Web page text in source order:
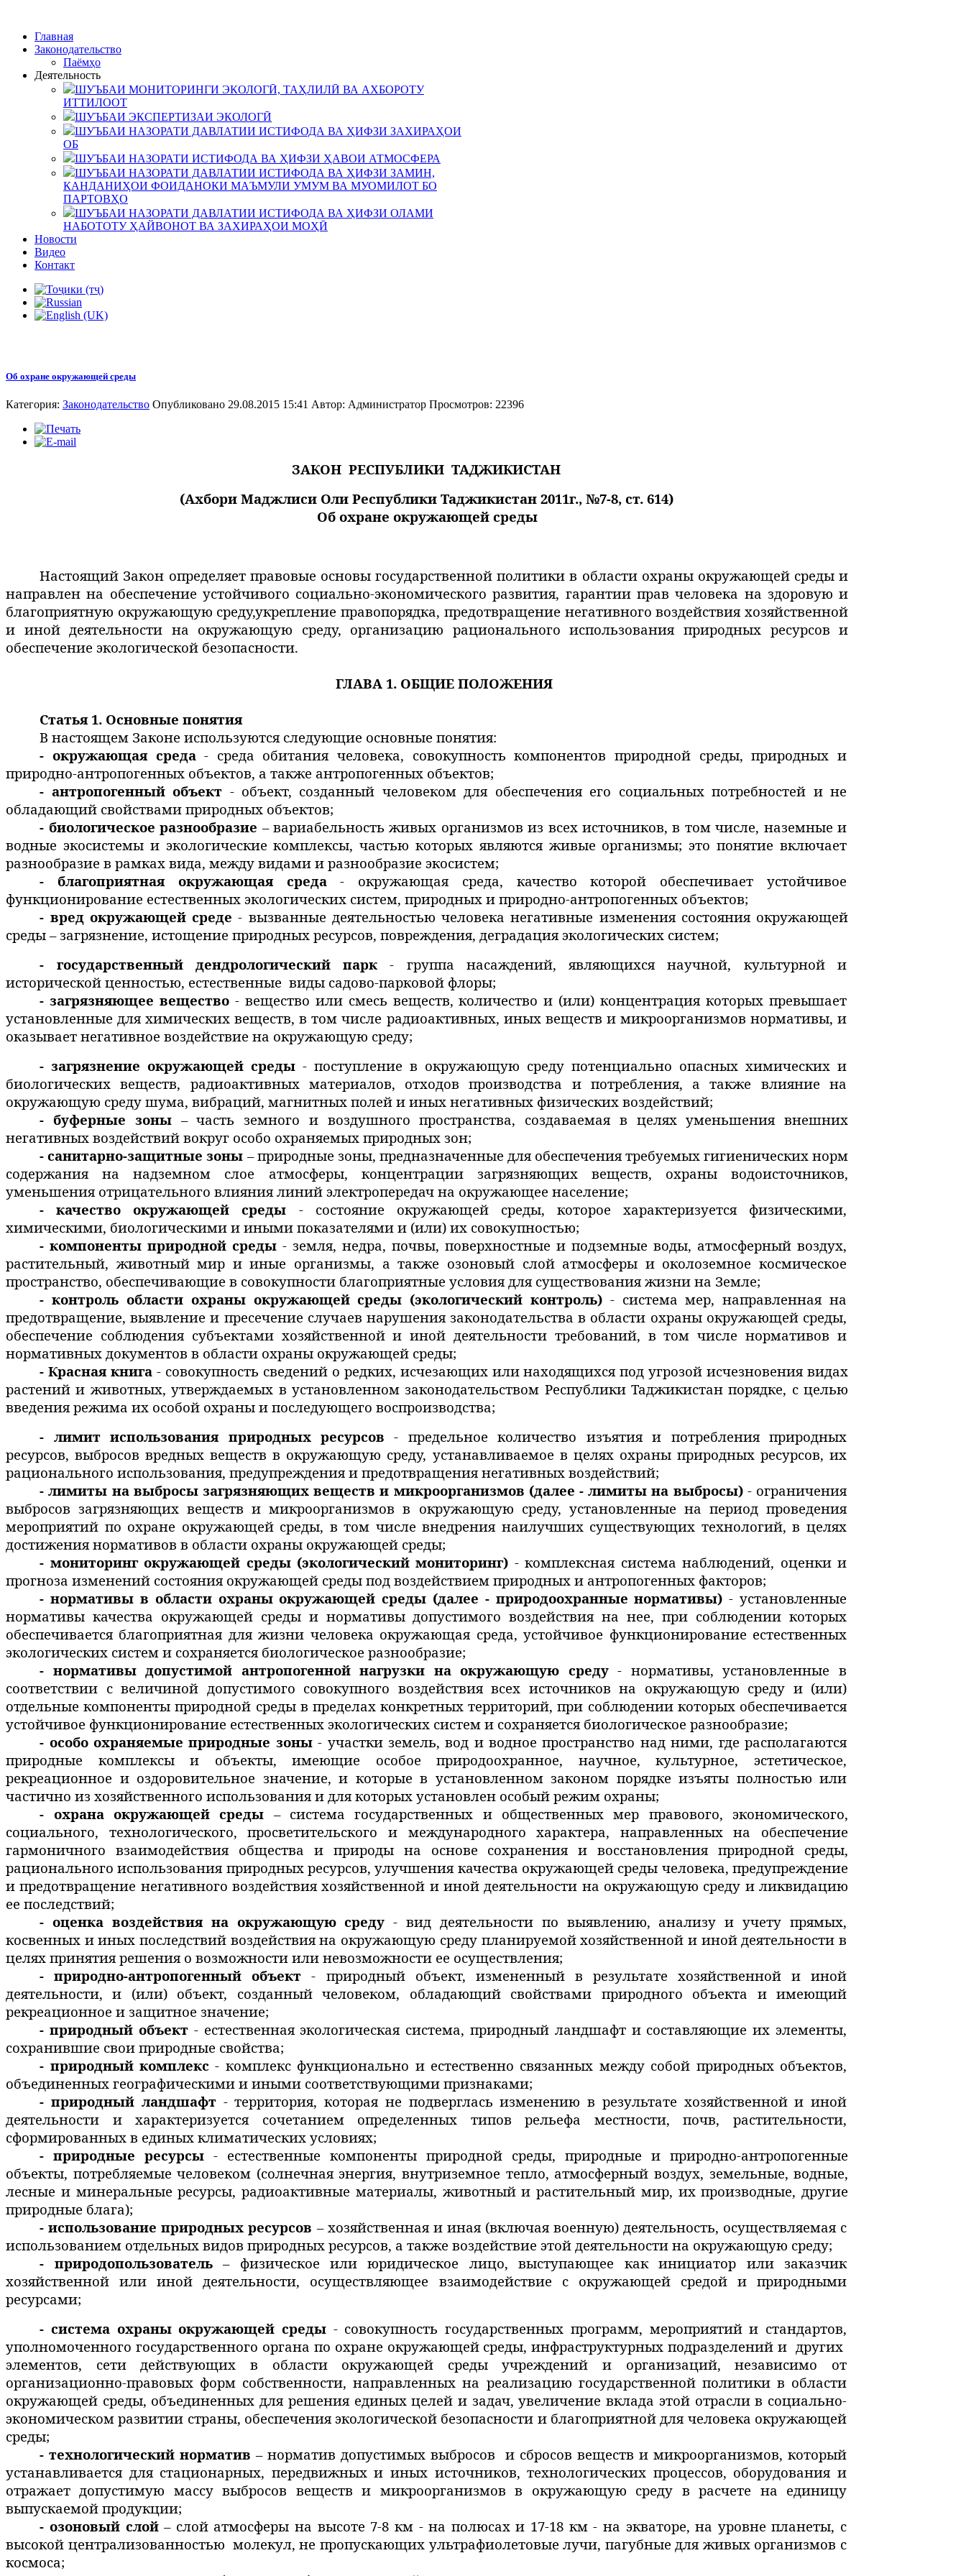
Главная
Законодательство
Паёмҳо
Деятельность
ШУЪБАИ МОНИТОРИНГИ ЭКОЛОГӢ, ТАҲЛИЛӢ ВА АХБОРОТУ
ИТТИЛООТ
ШУЪБАИ ЭКСПЕРТИЗАИ ЭКОЛОГӢ
ШУЪБАИ НАЗОРАТИ ДАВЛАТИИ ИСТИФОДА ВА ҲИФЗИ ЗАХИРАҲОИ
ОБ
ШУЪБАИ НАЗОРАТИ ИСТИФОДА ВА ҲИФЗИ ҲАВОИ АТМОСФЕРА
ШУЪБАИ НАЗОРАТИ ДАВЛАТИИ ИСТИФОДА ВА ҲИФЗИ ЗАМИН,
КАНДАНИҲОИ ФОИДАНОКИ МАЪМУЛИ УМУМ ВА МУОМИЛОТ БО
ПАРТОВҲО
ШУЪБАИ НАЗОРАТИ ДАВЛАТИИ ИСТИФОДА ВА ҲИФЗИ ОЛАМИ
НАБОТОТУ ҲАЙВОНОТ ВА ЗАХИРАҲОИ МОҲӢ
Новости
Видео
Контакт
Об охране окружающей среды
Категория: Законодательство Опубликовано 29.08.2015 15:41 Автор: Администратор Просмотров: 22396
ЗАКОН РЕСПУБЛИКИ ТАДЖИКИСТАН
(Ахбори Маджлиси Оли Республики Таджикистан 2011г., №7-8, ст. 614)
Об охране окружающей среды
Настоящий Закон определяет правовые основы государственной политики в области охраны окружающей среды и
направлен на обеспечение устойчивого социально-экономического развития, гарантии прав человека на здоровую и
благоприятную окружающую среду,укрепление правопорядка, предотвращение негативного воздействия хозяйственной
и иной деятельности на окружающую среду, организацию рационального использования природных ресурсов и
обеспечение экологической безопасности.
ГЛАВА 1. ОБЩИЕ ПОЛОЖЕНИЯ
Статья 1. Основные понятия
В настоящем Законе используются следующие основные понятия:
- окружающая среда- среда обитания человека, совокупность компонентов природной среды, природных и
природно-антропогенных объектов, а также антропогенных объектов;
- антропогенный объект - объект, созданный человеком для обеспечения его социальных потребностей и не
обладающий свойствами природных объектов;
- биологическое разнообразие – вариабельность живых организмов из всех источников, в том числе, наземные и
водные экосистемы и экологические комплексы, частью которых являются живые организмы; это понятие включает
разнообразие в рамках вида, между видами и разнообразие экосистем;
- благоприятная окружающая среда- окружающая среда, качество которой обеспечивает устойчивое
функционирование естественных экологических систем, природных и природно-антропогенных объектов;
- вред окружающей среде - вызванные деятельностью человека негативные изменения состояния окружающей
среды – загрязнение, истощение природных ресурсов, повреждения, деградация экологических систем;
- государственный дендрологический парк - группа насаждений, являющихся научной, культурной и
исторической ценностью, естественные виды садово-парковой флоры;
- загрязняющее вещество - вещество или смесь веществ, количество и (или) концентрация которых превышает
установленные для химических веществ, в том числе радиоактивных, иных веществ и микроорганизмов нормативы, и
оказывает негативное воздействие на окружающую среду;
- загрязнение окружающей среды - поступление в окружающую среду потенциально опасных химических и
биологических веществ, радиоактивных материалов, отходов производства и потребления, а также влияние на
окружающую среду шума, вибраций, магнитных полей и иных негативных физических воздействий;
- буферные зоны– часть земного и воздушного пространства, создаваемая в целях уменьшения внешних
негативных воздействий вокруг особо охраняемых природных зон;
- санитарно-защитные зоны – природные зоны, предназначенные для обеспечения требуемых гигиенических норм
содержания на надземном слое атмосферы, концентрации загрязняющих веществ, охраны водоисточников,
уменьшения отрицательного влияния линий электропередач на окружающее население;
- качество окружающей среды - состояние окружающей среды, которое характеризуется физическими,
химическими, биологическими и иными показателями и (или) их совокупностью;
- компоненты природной среды - земля, недра, почвы, поверхностные и подземные воды, атмосферный воздух,
растительный, животный мир и иные организмы, а также озоновый слой атмосферы и околоземное космическое
пространство, обеспечивающие в совокупности благоприятные условия для существования жизни на Земле;
- контроль области охраны окружающей среды (экологический контроль)- система мер, направленная на
предотвращение, выявление и пресечение случаев нарушения законодательства в области охраны окружающей среды,
обеспечение соблюдения субъектами хозяйственной и иной деятельности требований, в том числе нормативов и
нормативных документов в области охраны окружающей среды;
- Красная книга - совокупность сведений о редких, исчезающих или находящихся под угрозой исчезновения видах
растений и животных, утверждаемых в установленном законодательством Республики Таджикистан порядке, с целью
введения режима их особой охраны и последующего воспроизводства;
- лимит использования природных ресурсов- предельное количество изъятия и потребления природных
ресурсов, выбросов вредных веществ в окружающую среду, устанавливаемое в целях охраны природных ресурсов, их
рационального использования, предупреждения и предотвращения негативных воздействий;
- лимиты на выбросы загрязняющих веществ и микроорганизмов (далее - лимиты на выбросы)- ограничения
выбросов загрязняющих веществ и микроорганизмов в окружающую среду, установленные на период проведения
мероприятий по охране окружающей среды, в том числе внедрения наилучших существующих технологий, в целях
достижения нормативов в области охраны окружающей среды;
- мониторинг окружающей среды (экологический мониторинг) - комплексная система наблюдений, оценки и
прогноза изменений состояния окружающей среды под воздействием природных и антропогенных факторов;
- нормативы в области охраны окружающей среды (далее - природоохранные нормативы)- установленные
нормативы качества окружающей среды и нормативы допустимого воздействия на нее, при соблюдении которых
обеспечивается благоприятная для жизни человека окружающая среда, устойчивое функционирование естественных
экологических систем и сохраняется биологическое разнообразие;
- нормативы допустимой антропогенной нагрузки на окружающую среду- нормативы, установленные в
соответствии с величиной допустимого совокупного воздействия всех источников на окружающую среду и (или)
отдельные компоненты природной среды в пределах конкретных территорий, при соблюдении которых обеспечивается
устойчивое функционирование естественных экологических систем и сохраняется биологическое разнообразие;
- особо охраняемые природные зоны- участки земель, вод и водное пространство над ними, где располагаются
природные комплексы и объекты, имеющие особое природоохранное, научное, культурное, эстетическое,
рекреационное и оздоровительное значение, и которые в установленном законом порядке изъяты полностью или
частично из хозяйственного использования и для которых установлен особый режим охраны;
- охрана окружающей среды – система государственных и общественных мер правового, экономического,
социального, технологического, просветительского и международного характера, направленных на обеспечение
гармоничного взаимодействия общества и природы на основе сохранения и восстановления природной среды,
рационального использования природных ресурсов, улучшения качества окружающей среды человека, предупреждение
и предотвращение негативного воздействия хозяйственной и иной деятельности на окружающую среду и ликвидацию
ее последствий;
- оценка воздействия на окружающую среду - вид деятельности по выявлению, анализу и учету прямых,
косвенных и иных последствий воздействия на окружающую среду планируемой хозяйственной и иной деятельности в
целях принятия решения о возможности или невозможности ее осуществления;
- природно-антропогенный объект - природный объект, измененный в результате хозяйственной и иной
деятельности, и (или) объект, созданный человеком, обладающий свойствами природного объекта и имеющий
рекреационное и защитное значение;
- природный объект- естественная экологическая система, природный ландшафт и составляющие их элементы,
сохранившие свои природные свойства;
- природный комплекс - комплекс функционально и естественно связанных между собой природных объектов,
объединенных географическими и иными соответствующими признаками;
- природный ландшафт- территория, которая не подверглась изменению в результате хозяйственной и иной
деятельности и характеризуется сочетанием определенных типов рельефа местности, почв, растительности,
сформированных в единых климатических условиях;
- природные ресурсы - естественные компоненты природной среды, природные и природно-антропогенные
объекты, потребляемые человеком (солнечная энергия, внутриземное тепло, атмосферный воздух, земельные, водные,
лесные и минеральные ресурсы, радиоактивные материалы, животный и растительный мир, их производные, другие
природные блага);
- использование природных ресурсов – хозяйственная и иная (включая военную) деятельность, осуществляемая с
использованием отдельных видов природных ресурсов, а также воздействие этой деятельности на окружающую среду;
- природопользователь– физическое или юридическое лицо, выступающее как инициатор или заказчик
хозяйственной или иной деятельности, осуществляющее взаимодействие с окружающей средой и природными
ресурсами;
- система охраны окружающей среды - совокупность государственных программ, мероприятий и стандартов,
уполномоченного государственного органа по охране окружающей среды, инфраструктурных подразделений и других
элементов, сети действующих в области окружающей среды учреждений и организаций, независимо от
организационно-правовых форм собственности, направленных на реализацию государственной политики в области
окружающей среды, объединенных для решения единых целей и задач, увеличение вклада этой отрасли в социально-
экономическом развитии страны, обеспечения экологической безопасности и благоприятной для человека окружающей
среды;
- технологический норматив – норматив допустимых выбросов
и сбросов веществ и микроорганизмов, который
устанавливается для стационарных, передвижных и иных источников, технологических процессов, оборудования и
отражает допустимую массу выбросов веществ и микроорганизмов в окружающую среду в расчете на единицу
выпускаемой продукции;
- озоновый слой– слой атмосферы на высоте 7-8 км - на полюсах и 17-18 км - на экваторе, на уровне планеты, с
высокой централизованностью молекул, не пропускающих ультрафиолетовые лучи, пагубные для живых организмов с
космоса;